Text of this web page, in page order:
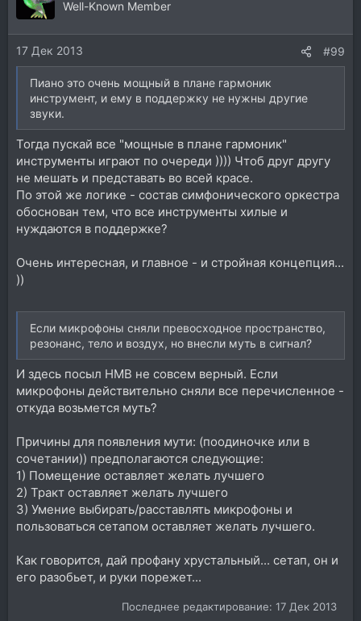
Well-Known Member
17 Дек 2013 #99
Пиано это очень мощный в плане гармоник
инструмент, и ему в поддержку не нужны другие
звуки.
Тогда пускай все "мощные в плане гармоник"
инструменты играют по очереди )))) Чтоб друг другу
не мешать и представать во всей красе.
По этой же логике - состав симфонического оркестра
обоснован тем, что все инструменты хилые и
нуждаются в поддержке?
Очень интересная, и главное - и стройная концепция...
))
Если микрофоны сняли превосходное пространство,
резонанс, тело и воздух, но внесли муть в сигнал?
И здесь посыл НМВ не совсем верный. Если
микрофоны действительно сняли все перечисленное -
откуда возьмется муть?
Причины для появления мути: (поодиночке или в
сочетании)) предполагаются следующие:
1) Помещение оставляет желать лучшего
2) Тракт оставляет желать лучшего
3) Умение выбирать/расставлять микрофоны и
пользоваться сетапом оставляет желать лучшего.
Как говорится, дай профану хрустальный... сетап, он и
его разобьет, и руки порежет...
Последнее редактирование: 17 Дек 2013